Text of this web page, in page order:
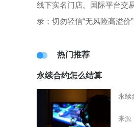
线下实名门店。国际平台交
录；切勿轻信“无风险高溢价
热门推荐
永续合约怎么结算
永续
来源